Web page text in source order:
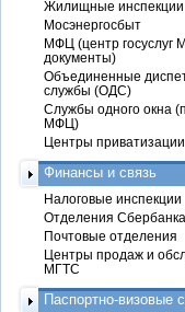
Жилищные инспекции
Мосэнергосбыт
МФЦ (центр госуслуг
документы)
Объединенные
службы (ОДС)
Службы одного окна
МФЦ)
Центры приватизации
Финансы и связь
Налоговые инспекции
Отделения
Почтовые отделения
Центры продаж и
МГТС
Паспортно-визовые